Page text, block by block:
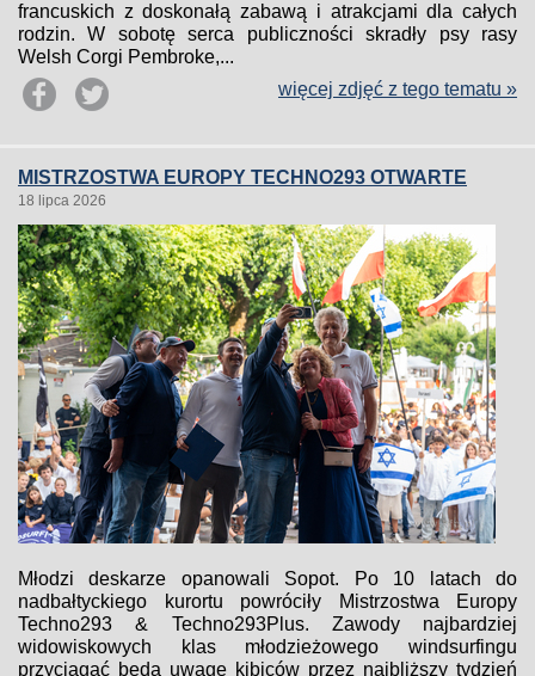
francuskich z doskonałą zabawą i atrakcjami dla całych
rodzin. W sobotę serca publiczności skradły psy rasy
Welsh Corgi Pembroke,...
więcej zdjęć z tego tematu »
MISTRZOSTWA EUROPY TECHNO293 OTWARTE
18 lipca 2026
Młodzi deskarze opanowali Sopot. Po 10 latach do
nadbałtyckiego kurortu powróciły Mistrzostwa Europy
Techno293 & Techno293Plus. Zawody najbardziej
widowiskowych klas młodzieżowego windsurfingu
przyciągać będą uwagę kibiców przez najbliższy tydzień